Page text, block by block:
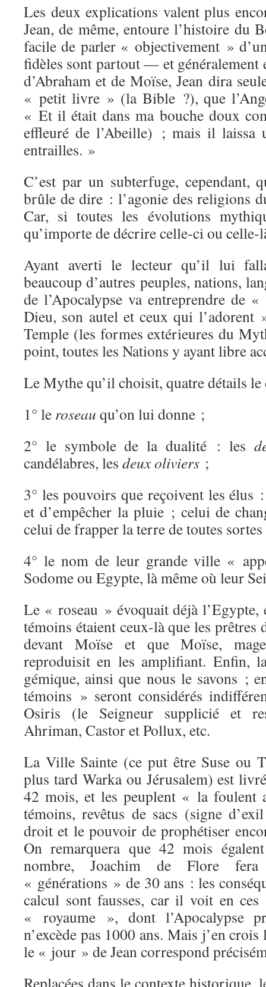
Les deux explications valent plus
Jean, de même, entoure l’histoire du
facile de parler « objectivement »
fidèles sont partout — et généralement
d’Abraham et de Moïse, Jean dira
« petit livre » (la Bible ?), que
« Et il était dans ma bouche doux
effleuré de l’Abeille) ; mais il laissa
entrailles. »
C’est par un subterfuge, cependant,
brûle de dire : l’agonie des religions
Car, si toutes les évolutions
qu’importe de décrire celle-ci ou celle-
Ayant averti le lecteur qu’il lui
beaucoup d’autres peuples, nations,
de l’Apocalypse va entreprendre de
Dieu, son autel et ceux qui
Temple (les formes extérieures du
point, toutes les Nations y ayant libre
Le Mythe qu’il choisit, quatre détails
1° le roseau qu’on lui donne ;
2° le symbole de la dualité : les
candélabres, les deuxoliviers ;
3° les pouvoirs que reçoivent les
et d’empêcher la pluie ; celui de
celui de frapper la terre de toutes
4° le nom de leur grande ville «
Sodome ou Egypte, là même où leur
Le « roseau » évoquait déjà
témoins étaient ceux-là que les prêtres
devant Moïse et que Moïse,
reproduisit en les amplifiant. Enfin,
gémique, ainsi que nous le savons ;
témoins » seront considérés
Osiris (le Seigneur supplicié et
Ahriman, Castor et Pollux, etc.
La Ville Sainte (ce put être Suse ou
plus tard Warka ou Jérusalem) est
42 mois, et les peuplent « la
témoins, revêtus de sacs (signe
droit et le pouvoir de prophétiser
On remarquera que 42 mois
nombre, Joachim de Flore
« générations » de 30 ans : les
calcul sont fausses, car il voit en
« royaume », dont l’Apocalypse
n’excède pas 1000 ans. Mais j’en
le « jour » de Jean correspond
Replacées dans le contexte historique,